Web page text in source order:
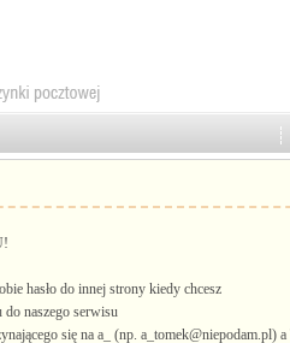
hasło do innej strony kiedy chcesz
do naszego serwisu
się na a_ (np. a_tomek@niepodam.pl)